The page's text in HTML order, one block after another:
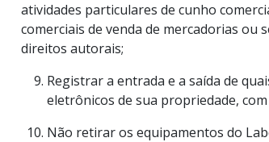
atividades particulares de cunho
comerciais de venda de mercadorias ou
direitos autorais;
Registrar a entrada e a saída de
eletrônicos de sua propriedade,
Não retirar os equipamentos do